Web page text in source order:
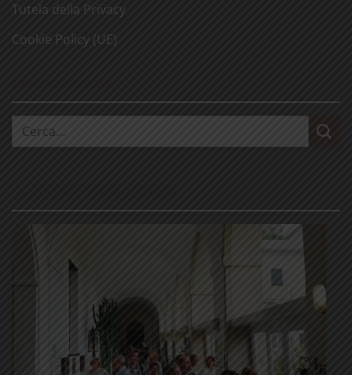
Tutela della Privacy
Cookie Policy (UE)
Cerca: